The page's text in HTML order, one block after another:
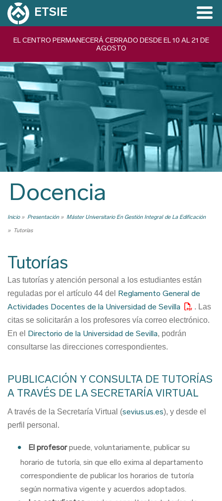
Pasar
ETSIE
Navegación
EL CENTRO PERMANECERÁ CERRADO DESDE EL 10 AL 21 DE
AGOSTO
Docencia
Ruta
de
Inicio Presentación
Máster Universitario En Gestión Integral de La Edificación
Tutorías
Tutorías
Las tutorías y atención personal a los estudiantes están
reguladas por el artículo 44 del Reglamento General de
Actividades Docentes de la Universidad de Sevilla
. Las
citas se solicitarán a los profesores vía correo electrónico.
En el Directorio de la Universidad de Sevilla, podrán
consultarse las direcciones correspondientes.
PUBLICACIÓN Y CONSULTA DE TUTORÍAS
A TRAVÉS DE LA SECRETARÍA VIRTUAL
A través de la Secretaría Virtual (sevius.us.es), y desde el
perfil personal.
El profesorpuede, voluntariamente, publicar su
horario de tutoría, sin que ello exima al departamento
correspondiente de publicar los horarios de tutoría
según normativa vigente y acuerdos adoptados.